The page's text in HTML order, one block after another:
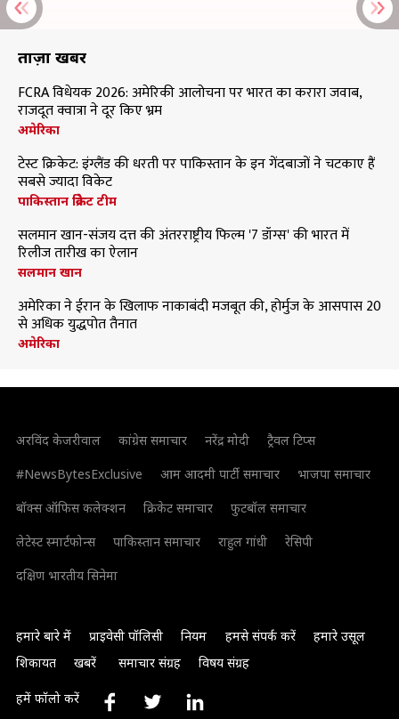
ताज़ा खबरें
FCRA विधेयक 2026: अमेरिकी आलोचना पर भारत का करारा जवाब,
राजदूत क्वात्रा ने दूर किए भ्रम
अमेरिका
टेस्ट क्रिकेट: इंग्लैंड की धरती पर पाकिस्तान के इन गेंदबाजों ने चटकाए हैं
सबसे ज्यादा विकेट
पाकिस्तान क्रिकेट टीम
सलमान खान-संजय दत्त की अंतरराष्ट्रीय फिल्म '7 डॉग्स' की भारत में
रिलीज तारीख का ऐलान
सलमान खान
अमेरिका ने ईरान के खिलाफ नाकाबंदी मजबूत की, होर्मुज के आसपास 20
से अधिक युद्धपोत तैनात
अमेरिका
अरविंद केजरीवाल कांग्रेस समाचार नरेंद्र मोदी
ट्रैवल टिप्स
#NewsBytesExclusive
आम आदमी पार्टी समाचार
भाजपा समाचार
बॉक्स ऑफिस कलेक्शन
क्रिकेट समाचार
फुटबॉल समाचार
लेटेस्ट स्मार्टफोन्स
पाकिस्तान समाचार राहुल गांधी
रेसिपी
दक्षिण भारतीय सिनेमा
हमारे बारे में प्राइवेसी पॉलिसी नियम हमसे संपर्क करें
हमारे उसूल
शिकायत
खबरें समाचार संग्रह विषय संग्रह
हमें फॉलो करें